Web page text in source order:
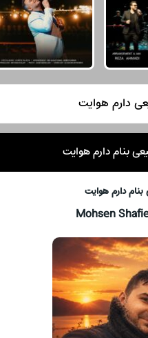
دارم هوایت
بنام دارم هوایت
دارم هوایت
Mohsen